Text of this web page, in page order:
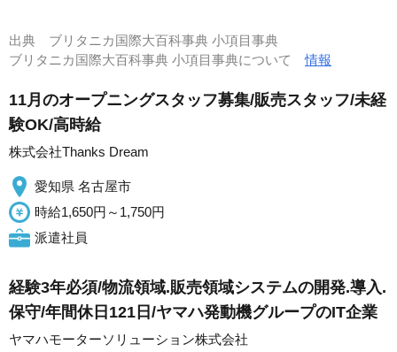
出典 ブリタニカ国際大百科事典 小項目事典
ブリタニカ国際大百科事典 小項目事典について情報
11月のオープニングスタッフ募集/販売スタッフ/未経
験OK/高時給
株式会社Thanks Dream
愛知県 名古屋市
時給1,650円～1,750円
派遣社員
経験3年必須/物流領域.販売領域システムの開発.導入.
保守/年間休日121日/ヤマハ発動機グループのIT企業
ヤマハモーターソリューション株式会社